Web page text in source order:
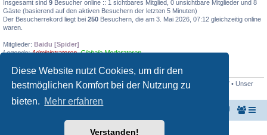
Diese Website nutzt Cookies, um dir den
bestmöglichen Komfort bei der Nutzung zu
bieten. Mehr erfahren
Verstanden!
Insgesamt sind 9 Besucher online :: 1 sichtbares Mitglied, 0 unsichtbare Mitglieder und 8
Gäste (basierend auf den aktiven Besuchern der letzten 5 Minuten)
Der Besucherrekord liegt bei 250 Besuchern, die am 3. Mai 2026, 07:12 gleichzeitig online
waren.
Mitglieder: Baidu [Spider]
Legende:Administratoren,Globale Moderatoren
STATISTIK
Beiträge insgesamt8623 • Themen insgesamt1429 • Mitglieder insgesamt 427 • Unser
neuestes Mitglied:
Powered byphpBB® Forum Software © phpBB Limited